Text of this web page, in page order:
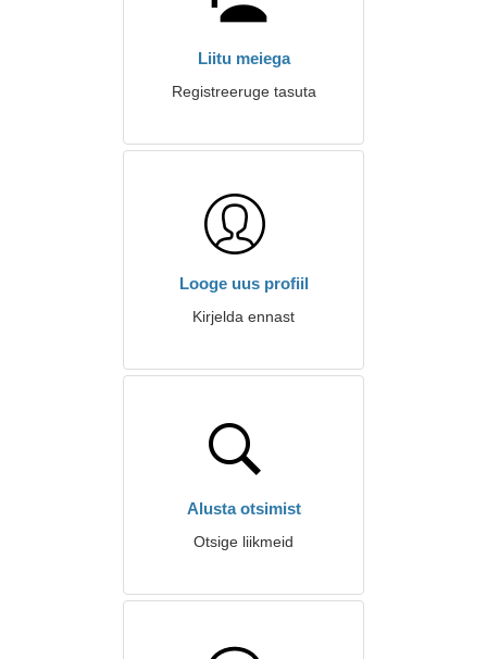
Liitu meiega
Registreeruge tasuta
Looge uus profiil
Kirjelda ennast
Alusta otsimist
Otsige liikmeid